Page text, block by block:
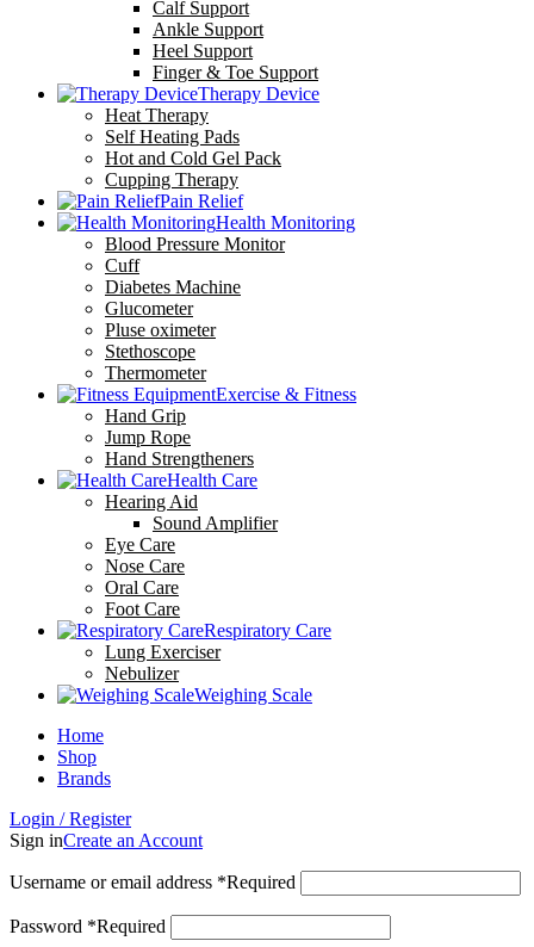
Calf Support
Ankle Support
Heel Support
Finger & Toe Support
Therapy Device
Heat Therapy
Self Heating Pads
Hot and Cold Gel Pack
Cupping Therapy
Pain Relief
Health Monitoring
Blood Pressure Monitor
Cuff
Diabetes Machine
Glucometer
Pluse oximeter
Stethoscope
Thermometer
Exercise & Fitness
Hand Grip
Jump Rope
Hand Strengtheners
Health Care
Hearing Aid
Sound Amplifier
Eye Care
Nose Care
Oral Care
Foot Care
Respiratory Care
Lung Exerciser
Nebulizer
Weighing Scale
Home
Shop
Brands
Login / Register
Sign inCreate an Account
Username or email address *Required
Password *Required